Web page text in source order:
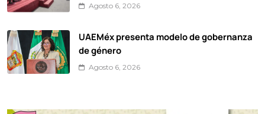
Agosto 6, 2026
UAEMéx presenta modelo de gobernanza
de género
Agosto 6, 2026